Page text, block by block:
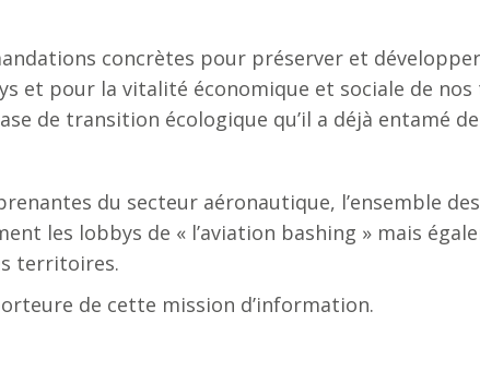
concrètes pour préserver et
et pour la vitalité économique et sociale de
de transition écologique qu’il a déjà entamé
du secteur aéronautique, l’ensemble
les lobbys de « l’aviation bashing » mais
territoires.
de cette mission d’information.